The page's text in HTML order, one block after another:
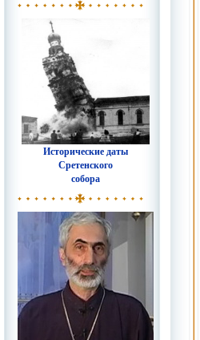
Исторические даты
Сретенского
собора